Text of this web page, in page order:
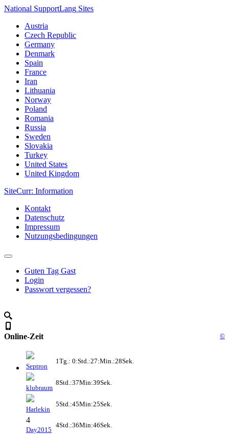
National SupportLang Sites
Austria
Czech Republic
Germany
Denmark
Spain
France
Iran
Lithuania
Norway
Poland
Romania
Russia
Sweden
Slovakia
Turkey
United States
United Kingdom
SiteCurr: Information
Kontakt
Datenschutz
Impressum
Nutzungsbedingungen
Guten Tag Gast
Login
Passwort vergessen?
Online-Zeit ©
Septron
1Tg.: 0:Std.:27:Min.:28Sek.
klubraum
8Std.:37Min:39Sek.
Harlekin
5Std.:45Min:25Sek.
4
Day2015
4Std.:36Min:46Sek.